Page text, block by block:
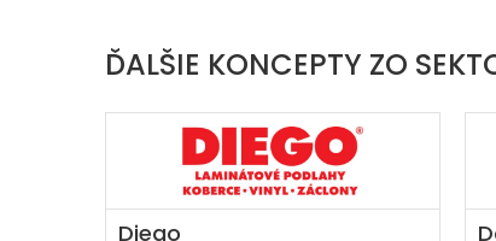
ĎALŠIE KONCEPTY ZO
Diego